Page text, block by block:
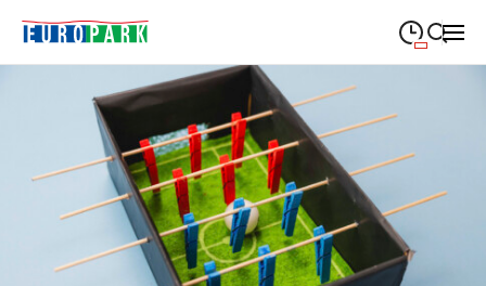
Suche schließen
Montag
Dienstag
DIENSTAG
Mittwoch
MITTWOCH 09:00 —19:30
Donnerstag
DONNERSTAG 09:00—19:30